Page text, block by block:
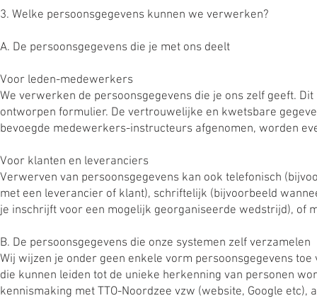
3. Welke persoonsgegevens kunnen we verwerken?
A. De persoonsgegevens die je met ons deelt
Voor leden-medewerkers
We verwerken de persoonsgegevens die je ons zelf geeft.
ontworpen formulier. De vertrouwelijke en kwetsbare
bevoegde medewerkers-instructeurs afgenomen, worden
Voor klanten en leveranciers
Verwerven van persoonsgegevens kan ook telefonisch
met een leverancier of klant), schriftelijk (bijvoorbeeld
je inschrijft voor een mogelijk georganiseerde wedstrijd), of
B. De persoonsgegevens die onze systemen zelf verzamelen
Wij wijzen je onder geen enkele vorm persoonsgegevens
die kunnen leiden tot de unieke herkenning van personen
kennismaking met TTO-Noordzee vzw (website, Google